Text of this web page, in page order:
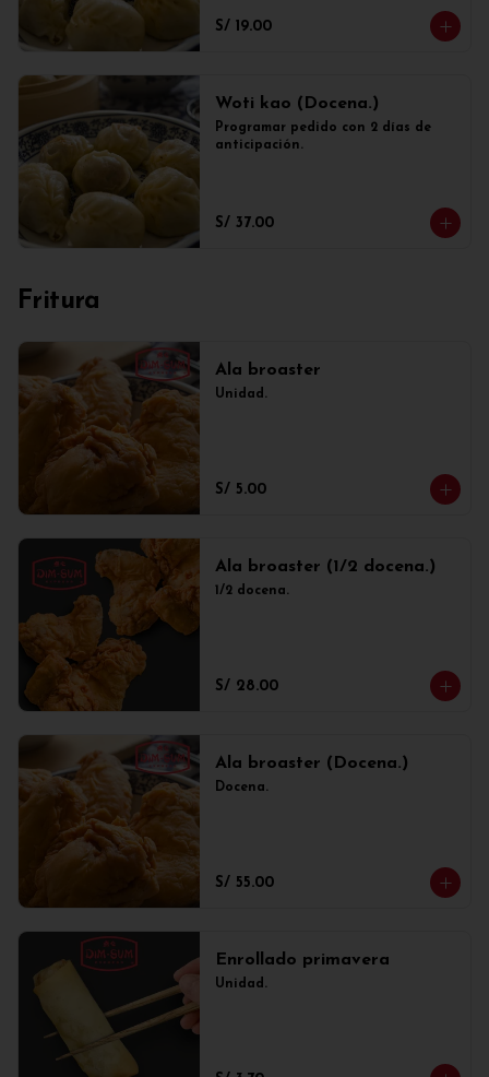
S/ 19.00
Woti kao (Docena.)
Programar pedido con 2 días de
anticipación.
S/ 37.00
Fritura
Ala broaster
Unidad.
S/ 5.00
Ala broaster (1/2 docena.)
1/2 docena.
S/ 28.00
Ala broaster (Docena.)
Docena.
S/ 55.00
Enrollado primavera
Unidad.